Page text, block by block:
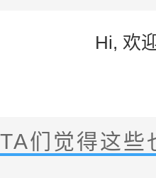
Hi, 欢
TA们觉得这些